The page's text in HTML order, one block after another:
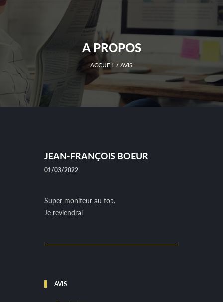
A PROPOS
ACCUEIL AVIS
JEAN-FRANÇOIS BOEUR
01/03/2022
Super moniteur au top.
Je reviendrai
AVIS